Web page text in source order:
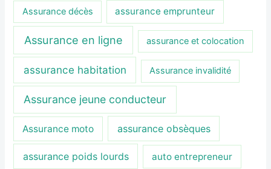
Assurance décès assurance emprunteur
Assurance en ligne assurance et colocation
assurance habitation Assurance invalidité
Assurance jeune conducteur
Assurance moto assurance obsèques
assurance poids lourds auto entrepreneur